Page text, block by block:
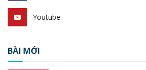
Youtube
BÀI MỚI